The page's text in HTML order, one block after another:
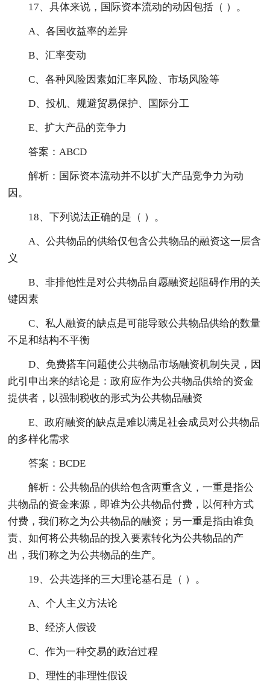
17、具体来说，国际资本流动的动因包括（ ）。
A、各国收益率的差异
B、汇率变动
C、各种风险因素如汇率风险、市场风险等
D、投机、规避贸易保护、国际分工
E、扩大产品的竞争力
答案：ABCD
解析：国际资本流动并不以扩大产品竞争力为动
因。
18、下列说法正确的是（ ）。
A、公共物品的供给仅包含公共物品的融资这一层含
义
B、非排他性是对公共物品自愿融资起阻碍作用的关
键因素
C、私人融资的缺点是可能导致公共物品供给的数量
不足和结构不平衡
D、免费搭车问题使公共物品市场融资机制失灵，因
此引申出来的结论是：政府应作为公共物品供给的资金
提供者，以强制税收的形式为公共物品融资
E、政府融资的缺点是难以满足社会成员对公共物品
的多样化需求
答案：BCDE
解析：公共物品的供给包含两重含义，一重是指公
共物品的资金来源，即谁为公共物品付费，以何种方式
付费，我们称之为公共物品的融资；另一重是指由谁负
责、如何将公共物品的投入要素转化为公共物品的产
出，我们称之为公共物品的生产。
19、公共选择的三大理论基石是（ ）。
A、个人主义方法论
B、经济人假设
C、作为一种交易的政治过程
D、理性的非理性假设